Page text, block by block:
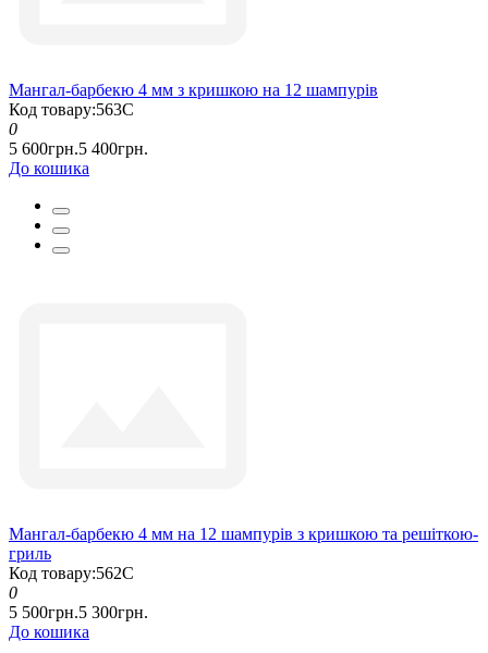
Мангал-барбекю 4 мм з кришкою на 12 шампурів
Код товару:563С
0
5 600грн.5 400грн.
До кошика
Мангал-барбекю 4 мм на 12 шампурів з кришкою та решіткою-
гриль
Код товару:562С
0
5 500грн.5 300грн.
До кошика